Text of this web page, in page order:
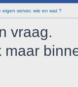
eigen server, wie en wat ?
vraag.
maar